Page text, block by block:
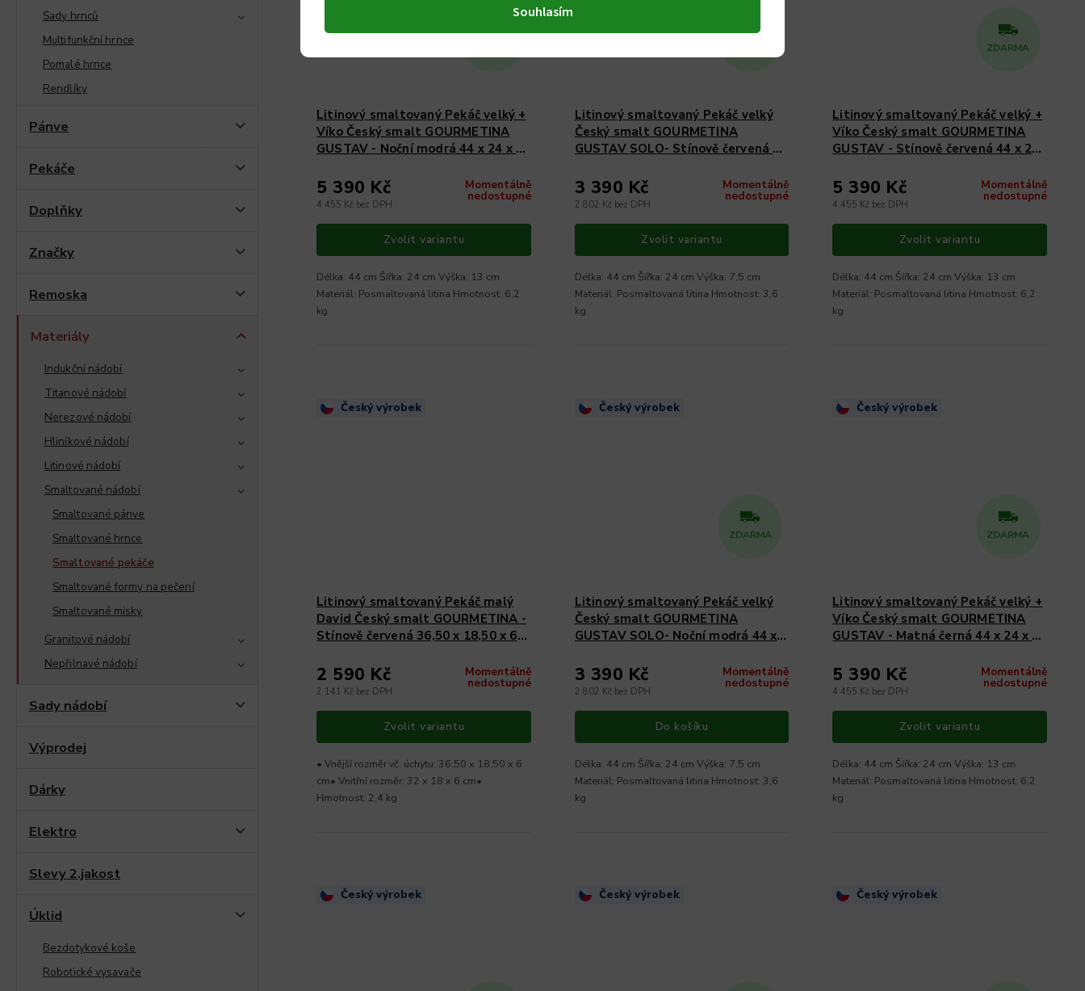
Souhlasím
Sady hrnců
Multifunkční hrnce
Pomalé hrnce
Rendlíky
Pánve
Pekáče
Doplňky
Značky
Remoska
Materiály
Indukční nádobí
Titanové nádobí
Nerezové nádobí
Hliníkové nádobí
Litinové nádobí
Smaltované nádobí
Smaltované pánve
Smaltované hrnce
Smaltované pekáče
Smaltované formy na pečení
Smaltované misky
Granitové nádobí
Nepřilnavé nádobí
Sady nádobí
Výprodej
Dárky
Elektro
Slevy 2.jakost
Úklid
Bezdotykové koše
Robotické vysavače
Litinový smaltovaný Pekáč velký +
Víko Český smalt GOURMETINA
GUSTAV - Noční modrá 44 x 24 x 13
Momentálně
nedostupné
4 455 Kč bez DPH
5 390 Kč
Zvolit variantu
Délka: 44 cm Šířka: 24 cm Výška: 13 cm
Materiál: Posmaltovaná litina Hmotnost: 6,2
kg
Litinový smaltovaný Pekáč velký
Český smalt GOURMETINA
GUSTAV SOLO- Stínově červená 44
Momentálně
nedostupné
2 802 Kč bez DPH
3 390 Kč
Zvolit variantu
Délka: 44 cm Šířka: 24 cm Výška: 7,5 cm
Materiál: Posmaltovaná litina Hmotnost: 3,6
kg
ZDARMA
Litinový smaltovaný Pekáč velký +
Víko Český smalt GOURMETINA
GUSTAV - Stínově červená 44 x 24
Momentálně
nedostupné
4 455 Kč bez DPH
5 390 Kč
Zvolit variantu
Délka: 44 cm Šířka: 24 cm Výška: 13 cm
Materiál: Posmaltovaná litina Hmotnost: 6,2
kg
Český výrobek
Litinový smaltovaný Pekáč malý
David Český smalt GOURMETINA -
Stínově červená 36,50 x 18,50 x 6
Momentálně
nedostupné
2 141 Kč bez DPH
2 590 Kč
Zvolit variantu
• Vnější rozměr vč. úchytu: 36,50 x 18,50 x 6
cm• Vnitřní rozměr: 32 x 18 x 6 cm•
Hmotnost: 2,4 kg
Český výrobek
ZDARMA
Litinový smaltovaný Pekáč velký
Český smalt GOURMETINA
GUSTAV SOLO- Noční modrá 44 x
Momentálně
nedostupné
2 802 Kč bez DPH
3 390 Kč
Do košíku
Délka: 44 cm Šířka: 24 cm Výška: 7,5 cm
Materiál: Posmaltovaná litina Hmotnost: 3,6
kg
Český výrobek
ZDARMA
Litinový smaltovaný Pekáč velký +
Víko Český smalt GOURMETINA
GUSTAV - Matná černá 44 x 24 x 13
Momentálně
nedostupné
4 455 Kč bez DPH
5 390 Kč
Zvolit variantu
Délka: 44 cm Šířka: 24 cm Výška: 13 cm
Materiál: Posmaltovaná litina Hmotnost: 6,2
kg
Český výrobek Český výrobek Český výrobek